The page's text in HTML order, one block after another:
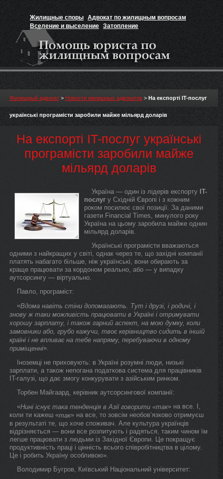
Жилищные споры Адвокат по жилищным вопросам
Вселение и выселение Затопление
Признание прав на жильё
Жилищный адвокат > Новости жилищных адвокатов > На експорті IT-послуг
українські програмісти заробили майже мільярд доларів
На експорті IT-послуг українські
програмісти заробили майже
мільярд доларів
Україна — один із лідерів експорту IT-
послуг у Східній Європі і з кожним
роком посилює свої позиції. За даними
газети Financial Times, минулого року
Україна на цьому заробила майже однин
мільярд доларів.
Українські програмісти вважаються
одними з найкращих у світі, однак через те, що західні компанії
платять набагато більше, ніж українські, вони обирають за
краще працювати за кордоном реально, або — у випадку
аутсорсингу — віртуально.
Павло, програміст:
«Вдома навіть стіни допомагають. Тут і друзі, і родичі, і
знову ж таки можливість працювати в Україні і отримувати
хорошу зарплату, і також гарний аспект, на мою думку, коли
замовники або, грубо кажучи, твоє керівництво сидить в іншій
країні і не впливає на тебе напряму, перебуваючи в одному
приміщенні».
Іноземці не приховують: в Україні розумні люди, низькі
зарплати, а також непогана податкова система для працівників
IT-галузі, що дає змогу конкурувати з азійським ринком.
Торбен Майгаард, керівник аутсорсингової компанії:
«Нині існує така тенденція в Азії говорити «так» на все. І,
коли ти кажеш «так» на все, то зовсім необов’язково отримуєш
в результаті те, що хоче споживач. Але культура українців
відрізняється — вони все розпитують і радяться, таким чином їм
легше працювати з людьми із Західної Європи. Це покращує
продуктивність праці і цінність всього співробітництва в цілому.
Це і робить Україну особливою».
Володимир Бугров, Київський Національний університет: